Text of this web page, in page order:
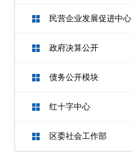
民营企业发展促进中心
政府决算公开
债务公开模块
红十字中心
区委社会工作部